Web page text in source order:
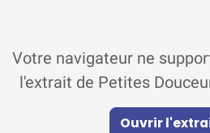
Votre navigateur ne
l'extrait de Petites
Ouvrir